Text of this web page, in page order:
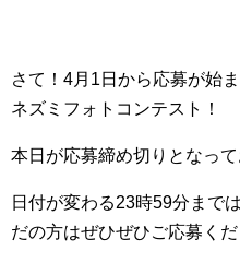
さて！4月1日から応募が始
ネズミフォトコンテスト！
本日が応募締め切りとなって
日付が変わる23時59分まで
だの方はぜひぜひご応募くだ